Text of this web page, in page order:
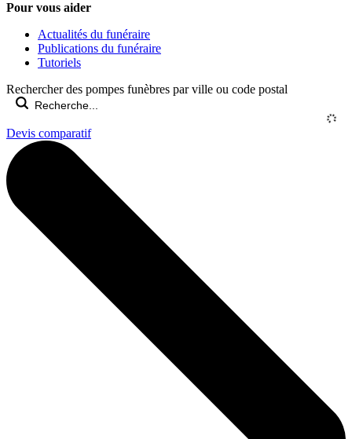
Pour vous aider
Actualités du funéraire
Publications du funéraire
Tutoriels
Rechercher des pompes funèbres par ville ou code postal
Devis comparatif